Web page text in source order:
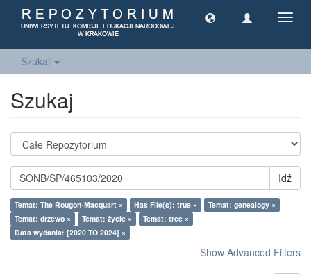
Szukaj
Szukaj
Idź
Temat: The Rougon-Macquart × Has File(s): true ×
Temat: genealogy ×
Temat: drzewo ×
Temat: życie ×
Temat: tree ×
Data wydania: [2020 TO 2024] ×
Show Advanced Filters